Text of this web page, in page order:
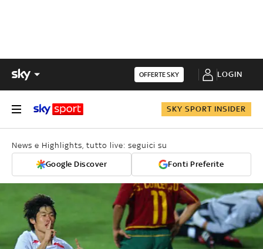
OFFERTE SKY LOGIN
SKY SPORT INSIDER
News e Highlights, tutto live: seguici su
Google Discover Fonti Preferite